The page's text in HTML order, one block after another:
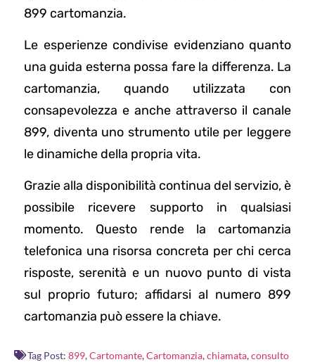
899 cartomanzia.
Le esperienze condivise evidenziano quanto
una guida esterna possa fare la differenza. La
cartomanzia, quando utilizzata con
consapevolezza e anche attraverso il canale
899, diventa uno strumento utile per leggere
le dinamiche della propria vita.
Grazie alla disponibilità continua del servizio, è
possibile ricevere supporto in qualsiasi
momento. Questo rende la cartomanzia
telefonica una risorsa concreta per chi cerca
risposte, serenità e un nuovo punto di vista
sul proprio futuro; affidarsi al numero 899
cartomanzia può essere la chiave.
Tag Post: 899,Cartomante,Cartomanzia,chiamata,consulto